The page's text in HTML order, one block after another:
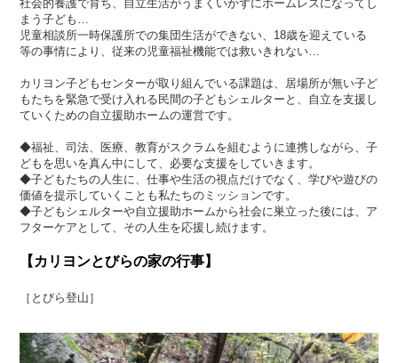
社会的養護で育ち、自立生活がうまくいかずにホームレスになってし
まう子ども…
児童相談所一時保護所での集団生活ができない、18歳を迎えている
等の事情により、従来の児童福祉機能では救いきれない…
カリヨン子どもセンターが取り組んでいる課題は、居場所が無い子ど
もたちを緊急で受け入れる民間の子どもシェルターと、自立を支援し
ていくための自立援助ホームの運営です。
◆福祉、司法、医療、教育がスクラムを組むように連携しながら、子
どもを思いを真ん中にして、必要な支援をしていきます。
◆子どもたちの人生に、仕事や生活の視点だけでなく、学びや遊びの
価値を提示していくことも私たちのミッションです。
◆子どもシェルターや自立援助ホームから社会に巣立った後には、ア
フターケアとして、その人生を応援し続けます。
【カリヨンとびらの家の行事】
［とびら登山］